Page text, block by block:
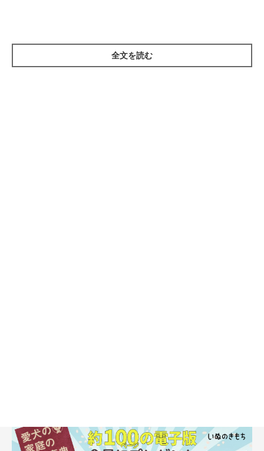
全文を読む